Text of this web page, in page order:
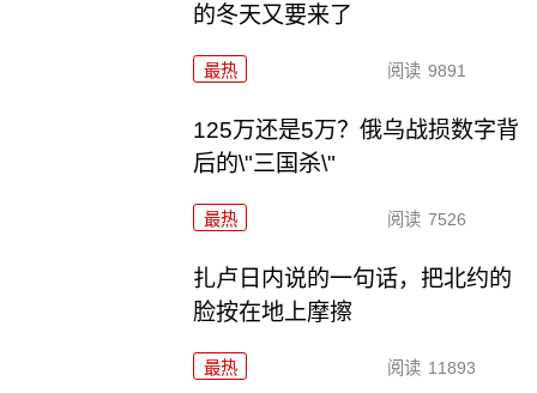
的冬天又要来了
最热 阅读 9891
125万还是5万？俄乌战损数字背
后的\"三国杀\"
最热 阅读 7526
扎卢日内说的一句话，把北约的
脸按在地上摩擦
最热 阅读 11893